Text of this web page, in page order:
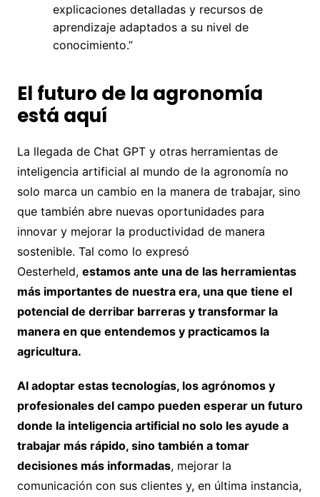
explicaciones detalladas y recursos de
aprendizaje adaptados a su nivel de
conocimiento.”
El futuro de la agronomía
está aquí
La llegada de Chat GPT y otras herramientas de
inteligencia artificial al mundo de la agronomía no
solo marca un cambio en la manera de trabajar, sino
que también abre nuevas oportunidades para
innovar y mejorar la productividad de manera
sostenible. Tal como lo expresó
Oesterheld, estamos ante una de las herramientas
más importantes de nuestra era, una que tiene el
potencial de derribar barreras y transformar la
manera en que entendemos y practicamos la
agricultura.
Al adoptar estas tecnologías, los agrónomos y
profesionales del campo pueden esperar un futuro
donde la inteligencia artificial no solo les ayude a
trabajar más rápido, sino también a tomar
decisiones más informadas, mejorar la
comunicación con sus clientes y, en última instancia,